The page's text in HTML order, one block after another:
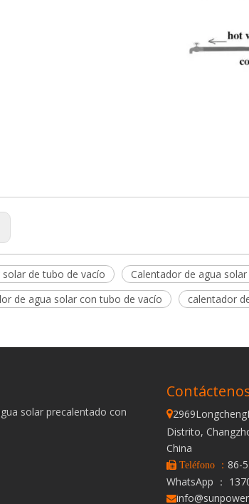
de tubo de vacío Calentador de agua
de agua solar con tubo de vacío
calentador
solar precalentado con

Distrito,
China
 Teléfono ： 86-
WhatsApp ：
